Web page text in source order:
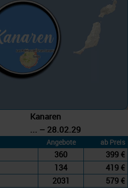
Kanaren
... – 28.02.29
Angebote ab Preis
360
399 €
134
419 €
2031
579 €